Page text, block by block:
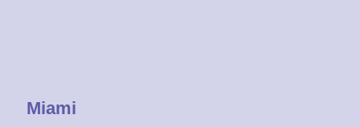
Miami